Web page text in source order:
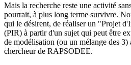
Mais la recherche reste une activité
pourrait, à plus long terme survivre.
qui le désirent, de réaliser un "Projet
(PIR) à partir d'un sujet qui peut être
de modélisation (ou un mélange des 3)
chercheur de RAPSODEE.